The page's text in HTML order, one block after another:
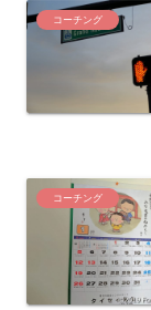
コーチング
コーチング